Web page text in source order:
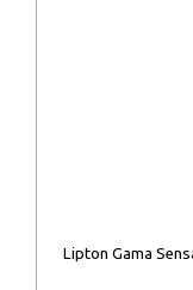
Lipton Gama